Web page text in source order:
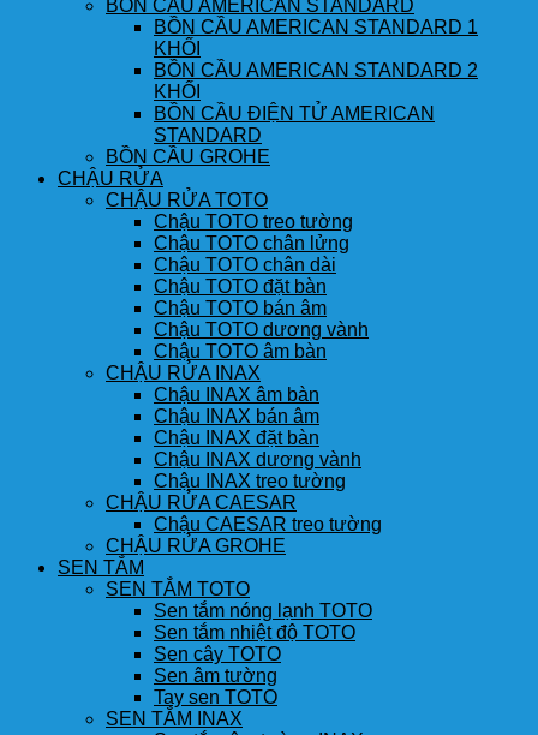
BỒN CẦU AMERICAN STANDARD
BỒN CẦU AMERICAN STANDARD 1
KHỐI
BỒN CẦU AMERICAN STANDARD 2
KHỐI
BỒN CẦU ĐIỆN TỬ AMERICAN
STANDARD
BỒN CẦU GROHE
CHẬU RỬA
CHẬU RỬA TOTO
Chậu TOTO treo tường
Chậu TOTO chân lửng
Chậu TOTO chân dài
Chậu TOTO đặt bàn
Chậu TOTO bán âm
Chậu TOTO dương vành
Chậu TOTO âm bàn
CHẬU RỬA INAX
Chậu INAX âm bàn
Chậu INAX bán âm
Chậu INAX đặt bàn
Chậu INAX dương vành
Chậu INAX treo tường
CHẬU RỬA CAESAR
Chậu CAESAR treo tường
CHẬU RỬA GROHE
SEN TẮM
SEN TẮM TOTO
Sen tắm nóng lạnh TOTO
Sen tắm nhiệt độ TOTO
Sen cây TOTO
Sen âm tường
Tay sen TOTO
SEN TẮM INAX